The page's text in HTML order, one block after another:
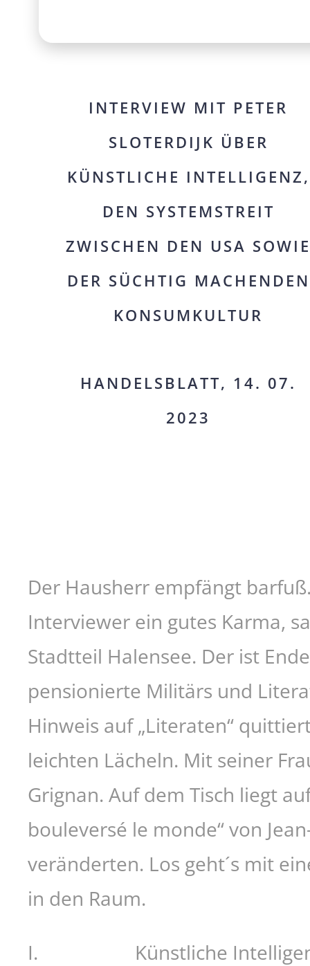
INTERVIEW MIT PETER
SLOTERDIJK ÜBER
KÜNSTLICHE INTELLIGENZ,
DEN SYSTEMSTREIT
ZWISCHEN DEN USA SOWIE
DER SÜCHTIG MACHENDEN
KONSUMKULTUR
HANDELSBLATT, 14. 07.
2023
Der Hausherr empfängt
Interviewer ein gutes Karma,
Stadtteil Halensee. Der ist
pensionierte Militärs und
Hinweis auf „Literaten“
leichten Lächeln. Mit seiner
Grignan. Auf dem Tisch liegt
bouleversé le monde“ von
veränderten. Los geht´s mit
in den Raum.
I. Künstliche